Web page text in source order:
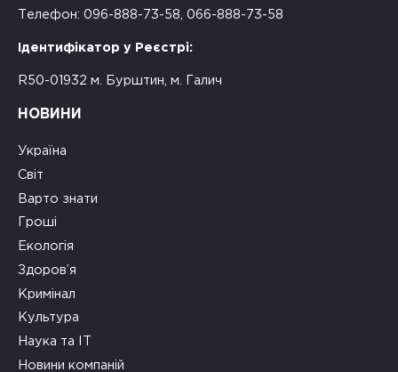
Телефон: 096-888-73-58, 066-888-73-58
Ідентифікатор у Реєстрі:
R50-01932 м. Бурштин, м. Галич
НОВИНИ
Україна
Світ
Варто знати
Гроші
Екологія
Здоров’я
Кримінал
Культура
Наука та ІТ
Новини компаній